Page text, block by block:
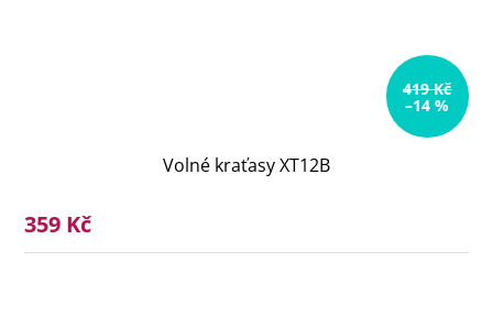
419 Kč
–14 %
Volné kraťasy XT12B
359 Kč